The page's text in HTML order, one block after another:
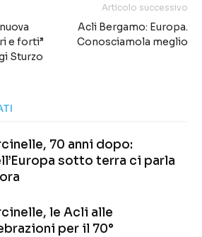
e forti”
Sturzo
Articolo successivo
Acli Bergamo: Europa.
Conosciamola meglio
70 anni dopo:
sotto terra ci parla
le Acli alle
per il 70°